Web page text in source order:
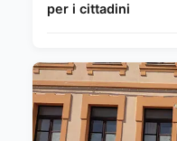
per i cittadini